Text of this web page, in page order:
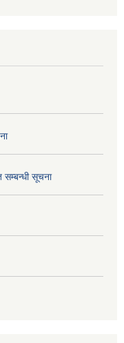
सम्बन्धी सूचना